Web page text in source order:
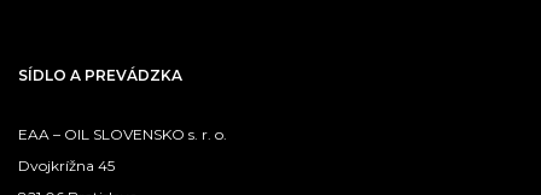
SÍDLO A PREVÁDZKA
EAA – OIL SLOVENSKO s. r. o.
Dvojkrížna 45